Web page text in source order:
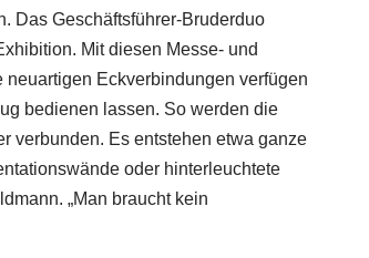
Das Geschäftsführer-Bruderduo
Mit diesen Messe- und
Eckverbindungen verfügen
bedienen lassen. So werden die
verbunden. Es entstehen etwa ganze
oder hinterleuchtete
„Man braucht kein